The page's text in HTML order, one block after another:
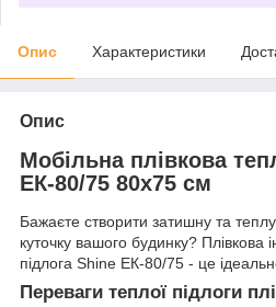
Опис Характеристики
Опис
Мобільна плівкова
ЕК-80/75 80х75 см
Бажаєте створити затишну та
куточку вашого будинку? Плівкова
підлога Shine ЕК-80/75 - це
Переваги теплої підлоги